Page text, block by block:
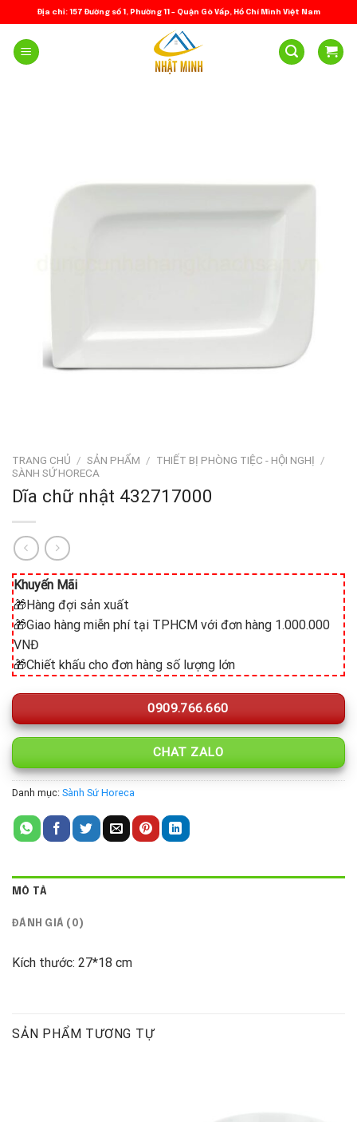
to
content
Địa chỉ: 157 Đường số 1, Phường 11 – Quận Gò Vấp, Hồ Chí Minh Việt Nam
TRANG CHỦ / SẢN PHẨM / THIẾT BỊ PHÒNG TIỆC - HỘI NGHỊ /
SÀNH SỨ HORECA
Dĩa chữ nhật 432717000
Khuyến Mãi
🎁Hàng đợi sản xuất
🎁Giao hàng miễn phí tại TPHCM với đơn hàng 1.000.000
VNĐ
🎁Chiết khấu cho đơn hàng số lượng lớn
0909.766.660
CHAT ZALO
Danh mục: Sành Sứ Horeca
MÔ TẢ
ĐÁNH GIÁ (0)
Kích thước: 27*18 cm
SẢN PHẨM TƯƠNG TỰ